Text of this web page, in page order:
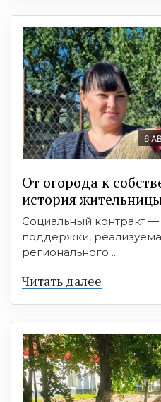
6
От огорода к
история
Социальный контракт
поддержки,
регионального ...
Читать далее